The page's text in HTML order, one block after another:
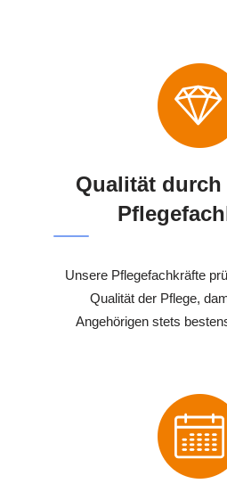
Qualität durch
Unsere Pflegefachkräfte
Qualität der Pflege,
Angehörigen stets